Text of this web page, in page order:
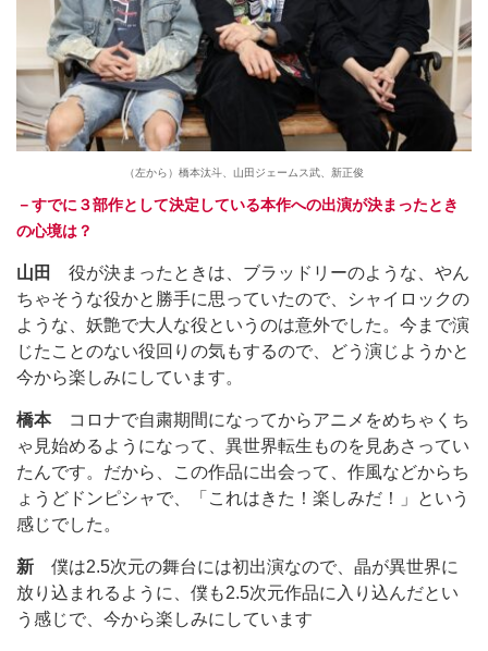
（左から）橋本汰斗、山田ジェームス武、新正俊
－すでに３部作として決定している本作への出演が決まったとき
の心境は？
山田
役が決まったときは、ブラッドリーのような、やん
ちゃそうな役かと勝手に思っていたので、シャイロックの
ような、妖艶で大人な役というのは意外でした。今まで演
じたことのない役回りの気もするので、どう演じようかと
今から楽しみにしています。
橋本コロナで自粛期間になってからアニメをめちゃくち
ゃ見始めるようになって、異世界転生ものを見あさってい
たんです。だから、この作品に出会って、作風などからち
ょうどドンピシャで、「これはきた！楽しみだ！」という
感じでした。
新 僕は2.5次元の舞台には初出演なので、晶が異世界に
放り込まれるように、僕も2.5次元作品に入り込んだとい
う感じで、今から楽しみにしています